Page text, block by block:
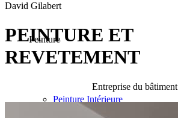
Peinture
Peinture Intérieure
David Gilabert
PEINTURE ET
REVETEMENT
Entreprise du bâtiment